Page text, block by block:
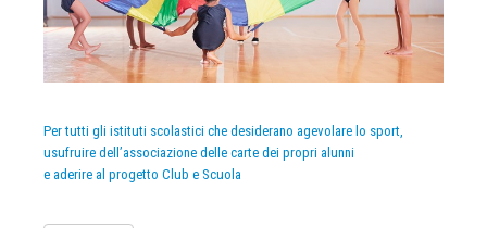
Per tutti gli istituti scolastici che desiderano agevolare lo sport,
usufruire dell’associazione delle carte dei propri alunni
e aderire al progetto Club e Scuola